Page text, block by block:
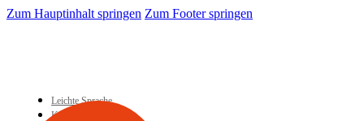
Zum Hauptinhalt springen Zum Footer springen
Leichte Sprache
Kontakt